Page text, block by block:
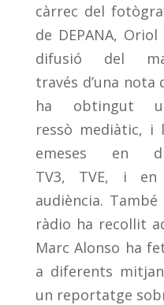
càrrec del
de DEPANA,
difusió del
través d’una nota
ha obtingut
ressò mediàtic, i
emeses en
TV3, TVE, i en
audiència.
ràdio ha recollit
Marc Alonso ha
a diferents
un reportatge